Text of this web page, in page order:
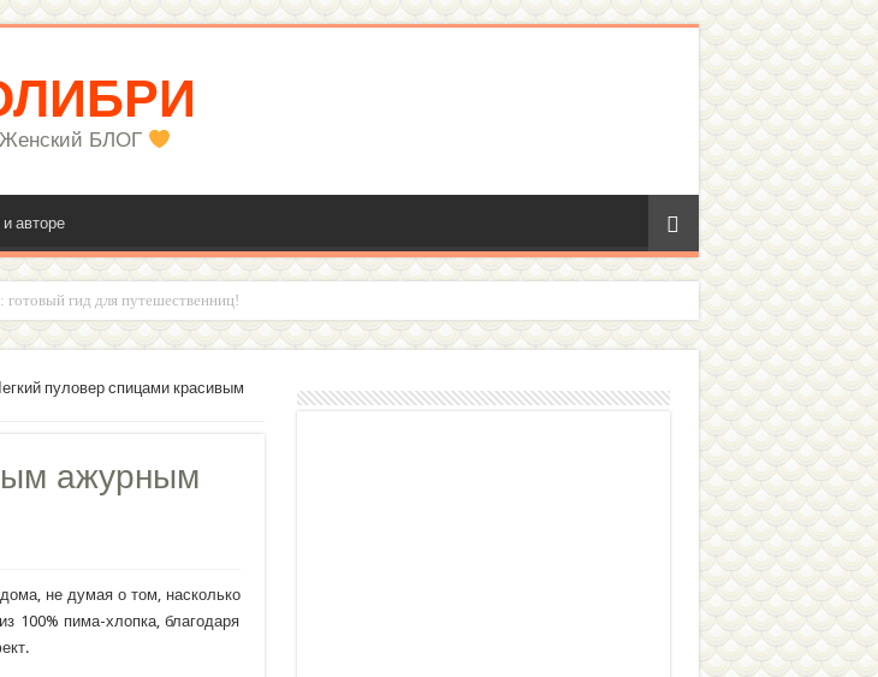
Женский БЛОГ
авторе
пуловер спицами красивым
ажурным
не думая о том, насколько
100% пима-хлопка, благодаря